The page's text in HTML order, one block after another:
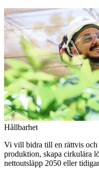
Hållbarhet
Vi vill bidra till en rättvis och
produktion, skapa cirkulära
nettoutsläpp 2050 eller